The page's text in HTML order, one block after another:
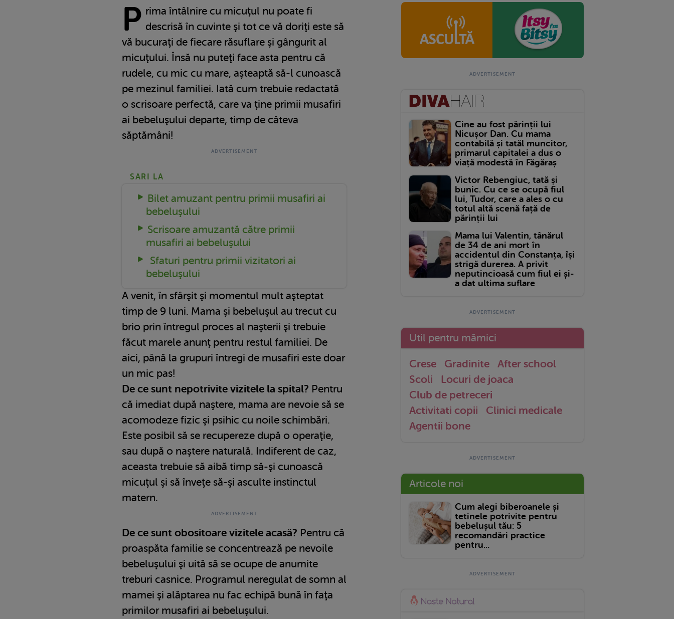
P rima întâlnire cu micuţul nu poate fi
descrisă în cuvinte şi tot ce vă doriţi este să
vă bucuraţi de fiecare răsuflare şi gângurit al
micuţului. Însă nu puteţi face asta pentru că
rudele, cu mic cu mare, aşteaptă să-l cunoască
pe mezinul familiei. Iată cum trebuie redactată
o scrisoare perfectă, care va ţine primii musafiri
ai bebeluşului departe, timp de câteva
săptămâni!
SARI LA
Bilet amuzant pentru primii musafiri ai
bebeluşului
Scrisoare amuzantă către primii
musafiri ai bebeluşului
Sfaturi pentru primii vizitatori ai
bebeluşului
A venit, în sfârşit şi momentul mult aşteptat
timp de 9 luni. Mama şi bebeluşul au trecut cu
brio prin întregul proces al naşterii şi trebuie
făcut marele anunţ pentru restul familiei. De
aici, până la grupuri întregi de musafiri este doar
un mic pas!
De ce sunt nepotrivite vizitele la spital? Pentru
că imediat după naştere, mama are nevoie să se
acomodeze fizic şi psihic cu noile schimbări.
Este posibil să se recupereze după o operaţie,
sau după o naştere naturală. Indiferent de caz,
aceasta trebuie să aibă timp să-şi cunoască
micuţul şi să înveţe să-şi asculte instinctul
matern.
De ce sunt obositoare vizitele acasă? Pentru că
proaspăta familie se concentrează pe nevoile
bebeluşului şi uită să se ocupe de anumite
treburi casnice. Programul neregulat de somn al
mamei şi alăptarea nu fac echipă bună în faţa
primilor musafiri ai bebeluşului.
Cine au fost părinții lui
Nicușor Dan. Cu mama
contabilă și tatăl muncitor,
primarul capitalei a dus o
viață modestă în Făgăraș
Victor Rebengiuc, tată și
bunic. Cu ce se ocupă fiul
lui, Tudor, care a ales o cu
totul altă scenă față de
părinții lui
Mama lui Valentin, tânărul
de 34 de ani mort în
accidentul din Constanța, își
strigă durerea. A privit
neputincioasă cum fiul ei și-
a dat ultima suflare
Util pentru mămici
Crese Gradinite
After school
Scoli
Locuri de joaca
Club de petreceri
Activitati copii
Clinici medicale
Agentii bone
Articole noi
Cum alegi biberoanele și
tetinele potrivite pentru
bebelușul tău: 5
recomandări practice
pentru...